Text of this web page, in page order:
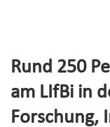
Rund 250
am LIfBi in
Forschung,